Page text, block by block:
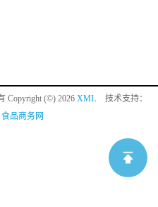
Copyright (©) 2026 XML
技术支持：
食品商务网